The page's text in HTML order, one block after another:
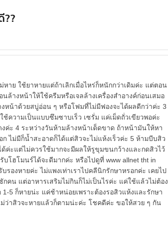
??
หาย ใช้ยาหายแต่ถ้าเลิกเมื่อไหร่ก็หนักกว่าเดิมค่ะ แต่ตอน
ล้างหน้าให้ใช้ครีมหรือเจลล้างเครื่องสำอางค์ก่อนเสมอ
หน้าด้วยสบู่อ่อน ๆ หรือโฟมที่ไม่มีฟองจะได้ผลดีกว่าค่ะ 3
ความเป็นแบบซึมซาบเร็ว เซรั่ม แค่เม็ดถั่วเขียวพอค่ะ
ค่ะ 4 ระหว่างวันห้ามล้างหน้าเด็ดขาด ถ้าหน้ามันให้หา
ไม่มีก็น้ำสะอาดก็ได้แต่สิวจะไม่แห้งเร็วค่ะ 5 ห้ามบีบสิว
ค่ะแต่ไม่ควรใช้มากจะมีผลให้รูขุมขนกว้างและกดสิวไว้
โฮโมนร์ได้จะดีมากค่ะ หรือไปดูที่ www allnet tht in
รองหายค่ะ ไม่แพงเท่าเราไปคลีนิกรักษาหรอกค่ะ เคยไป
คน แต่อาหารเสริมไม่กินก็ไม่เป็นไรค่ะ แค่ใช้แล้วไม่ต้อง
5 ก็หายน่ะ แค่ช้าหน่อยเพราะต้องรอสิวแห้งและรักษา
ว่าสิวจะหายแล้วก็ตามน่ะค่ะ โชคดีค่ะ ขอให้สวย ๆ กัน